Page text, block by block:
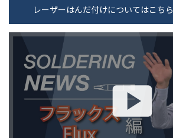
レーザーはんだ付けについてはこちら